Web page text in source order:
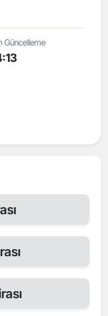
Güncelleme